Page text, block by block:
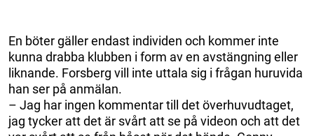
En böter gäller endast individen och kommer inte
kunna drabba klubben i form av en avstängning eller
liknande. Forsberg vill inte uttala sig i frågan huruvida
han ser på anmälan.
– Jag har ingen kommentar till det överhuvudtaget,
jag tycker att det är svårt att se på videon och att det